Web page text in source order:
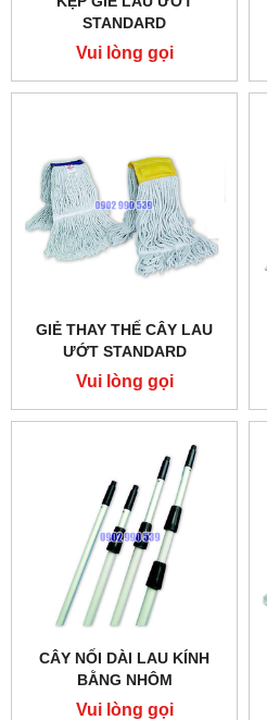
STANDARD
Vui lòng gọi
GIẺ THAY THẾ CÂY LAU
ƯỚT STANDARD
Vui lòng gọi
CÂY NỐI DÀI LAU KÍNH
BẰNG NHÔM
Vui lòng gọi